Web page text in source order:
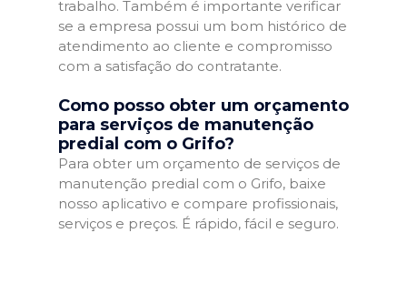
trabalho. Também é importante verificar
se a empresa possui um bom histórico de
atendimento ao cliente e compromisso
com a satisfação do contratante.
Como posso obter um orçamento
para serviços de manutenção
predial com o Grifo?
Para obter um orçamento de serviços de
manutenção predial com o Grifo, baixe
nosso aplicativo e compare profissionais,
serviços e preços. É rápido, fácil e seguro.